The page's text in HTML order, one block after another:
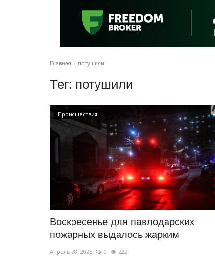
Главная потушили
Тег: потушили
Происшествия
Воскресенье для павлодарских
пожарных выдалось жарким
Апрель 28, 2025 0 222